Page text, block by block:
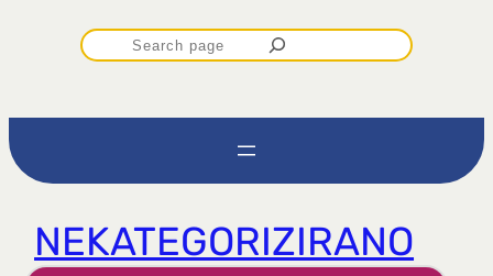
P
r
t
NEKATEGORIZIRANO